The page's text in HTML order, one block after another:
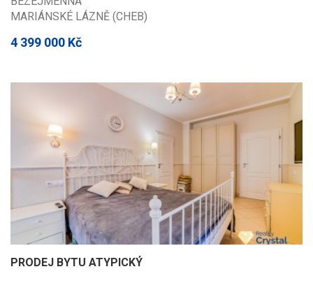
MARIÁNSKÉ LÁZNĚ (CHEB)
4 399 000 Kč
PRODEJ BYTU ATYPICKÝ